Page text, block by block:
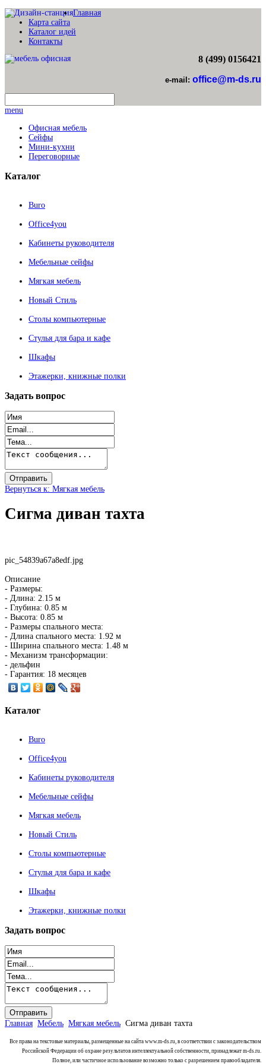
Главная
Карта сайта
Каталог идей
Контакты
8 (499) 0156421
e-mail: office@m-ds.ru
menu
Офисная мебель
Сейфы
Мини-кухни
Переговорные
Каталог
Buro
Office4you
Кабинеты руководителя
Мебельные сейфы
Мягкая мебель
Новый Стиль
Столы компьютерные
Стулья для бара и кафе
Шкафы
Этажерки, книжные полки
Задать вопрос
Вернуться к: Мягкая мебель
Сигма диван тахта
pic_54839a67a8edf.jpg
Описание
- Размеры:
- Длина: 2.15 м
- Глубина: 0.85 м
- Высота: 0.85 м
- Размеры спального места:
- Длина спального места: 1.92 м
- Ширина спального места: 1.48 м
- Механизм трансформации:
- дельфин
- Гарантия: 18 месяцев
Каталог
Buro
Office4you
Кабинеты руководителя
Мебельные сейфы
Мягкая мебель
Новый Стиль
Столы компьютерные
Стулья для бара и кафе
Шкафы
Этажерки, книжные полки
Задать вопрос
Главная Мебель Мягкая мебель Сигма диван тахта
Все права на текстовые материалы, размещенные на сайта www.m-ds.ru, в соответствии с законодательством
Российской Федерации об охране результатов интеллектуальной собственности, принадлежат m-ds.ru.
Полное, или частичное использование возможно только с разрешением правообладателя.